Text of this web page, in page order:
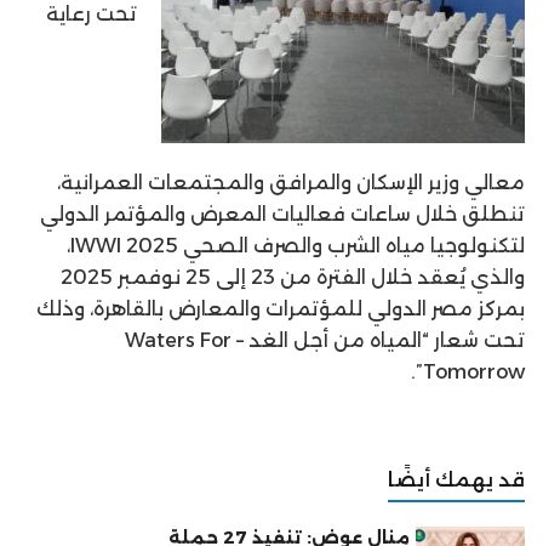
تحت رعاية
معالي وزير الإسكان والمرافق والمجتمعات العمرانية،
تنطلق خلال ساعات فعاليات المعرض والمؤتمر الدولي
لتكنولوجيا مياه الشرب والصرف الصحي IWWI 2025،
والذي يُعقد خلال الفترة من 23 إلى 25 نوفمبر 2025
بمركز مصر الدولي للمؤتمرات والمعارض بالقاهرة، وذلك
تحت شعار “المياه من أجل الغد – Waters For
Tomorrow”.
قد يهمك أيضًا
منال عوض: تنفيذ 27 حملة